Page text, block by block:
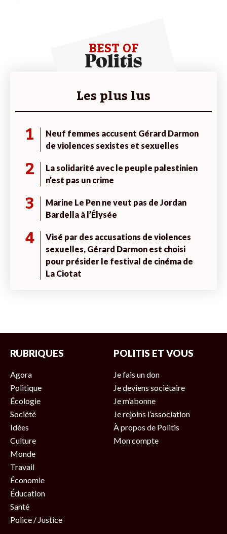
BEST OF
Les plus lus
1
Neuf femmes accusent Gérard Darmon
de violences sexistes et sexuelles
2
La solidarité avec le peuple palestinien
n’est pas un crime
3
Marine Le Pen ne veut pas de Jordan
Bardella à l’Élysée
4
Visé par des accusations de violences
sexuelles, Gérard Darmon est choisi
pour présider le festival de cinéma de
La Ciotat
RUBRIQUES
Agora
Politique
Écologie
Société
Idées
Culture
Monde
Travail
Économie
Éducation
Santé
Police / Justice
POLITIS ET VOUS
Je fais un don
Je deviens sociétaire
Je m’abonne
Je rejoins l’association
À propos de Politis
Mon compte